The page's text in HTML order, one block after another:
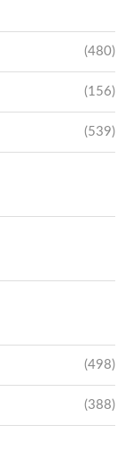
(480)
(156)
(539)
(498)
(388)